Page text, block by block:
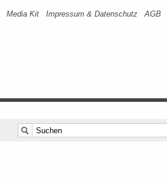
Media Kit Impressum & Datenschutz AGB